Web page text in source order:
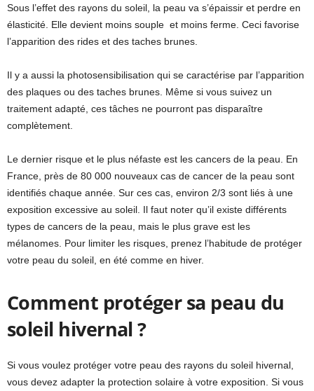
Sous l’effet des rayons du soleil, la peau va s’épaissir et perdre en
élasticité. Elle devient moins souple et moins ferme. Ceci favorise
l’apparition des rides et des taches brunes.
Il y a aussi la photosensibilisation qui se caractérise par l’apparition
des plaques ou des taches brunes. Même si vous suivez un
traitement adapté, ces tâches ne pourront pas disparaître
complètement.
Le dernier risque et le plus néfaste est les cancers de la peau. En
France, près de 80 000 nouveaux cas de cancer de la peau sont
identifiés chaque année. Sur ces cas, environ 2/3 sont liés à une
exposition excessive au soleil. Il faut noter qu’il existe différents
types de cancers de la peau, mais le plus grave est les
mélanomes. Pour limiter les risques, prenez l’habitude de protéger
votre peau du soleil, en été comme en hiver.
Comment protéger sa peau du
soleil hivernal ?
Si vous voulez protéger votre peau des rayons du soleil hivernal,
vous devez adapter la protection solaire à votre exposition. Si vous